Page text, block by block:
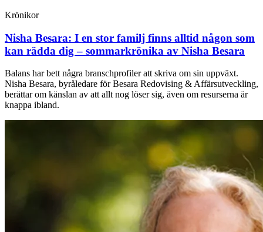
Krönikor
Nisha Besara: I en stor familj finns alltid någon som
kan rädda dig – sommarkrönika av Nisha Besara
Balans har bett några branschprofiler att skriva om sin uppväxt.
Nisha Besara, byråledare för Besara Redovising & Affärsutveckling,
berättar om känslan av att allt nog löser sig, även om resurserna är
knappa ibland.